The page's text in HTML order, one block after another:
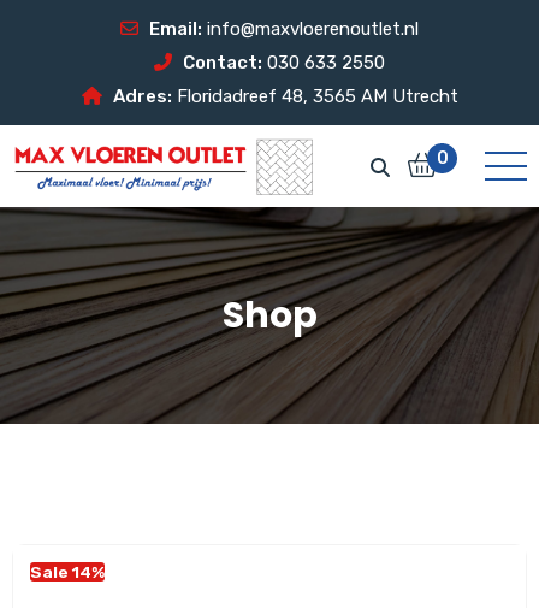
Email: info@maxvloerenoutlet.nl
Contact: 030 633 2550
Adres: Floridadreef 48, 3565 AM Utrecht
0
Shop
Sale 14%